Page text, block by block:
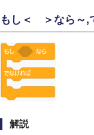
もし＜ ＞なら～,
解説